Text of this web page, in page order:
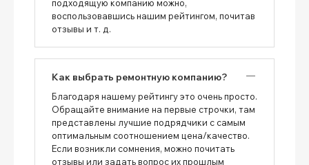
подходящую компанию можно,
воспользовавшись нашим рейтингом, почитав
отзывы и т. д.
Как выбрать ремонтную компанию?
Благодаря нашему рейтингу это очень просто.
Обращайте внимание на первые строчки, там
представлены лучшие подрядчики с самым
оптимальным соотношением цена/качество.
Если возникли сомнения, можно почитать
отзывы или задать вопрос их прошлым